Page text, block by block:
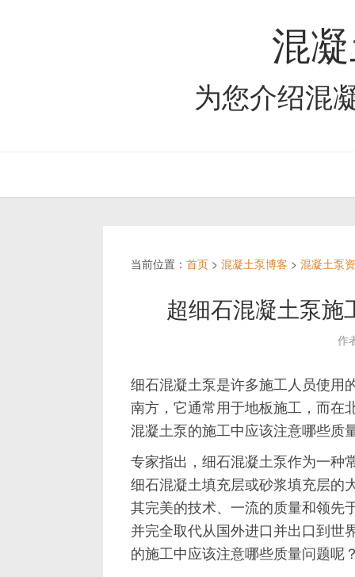
混
为您介绍混
当前位置： 首页 > 混凝土泵博客 > 混凝土泵
超细石混凝土泵施
作
细石混凝土泵是许多施工人员使用
南方，它通常用于地板施工，而在
混凝土泵的施工中应该注意哪些质
专家指出，细石混凝土泵作为一种
细石混凝土填充层或砂浆填充层的
其完美的技术、一流的质量和领先
并完全取代从国外进口并出口到世
的施工中应该注意哪些质量问题呢